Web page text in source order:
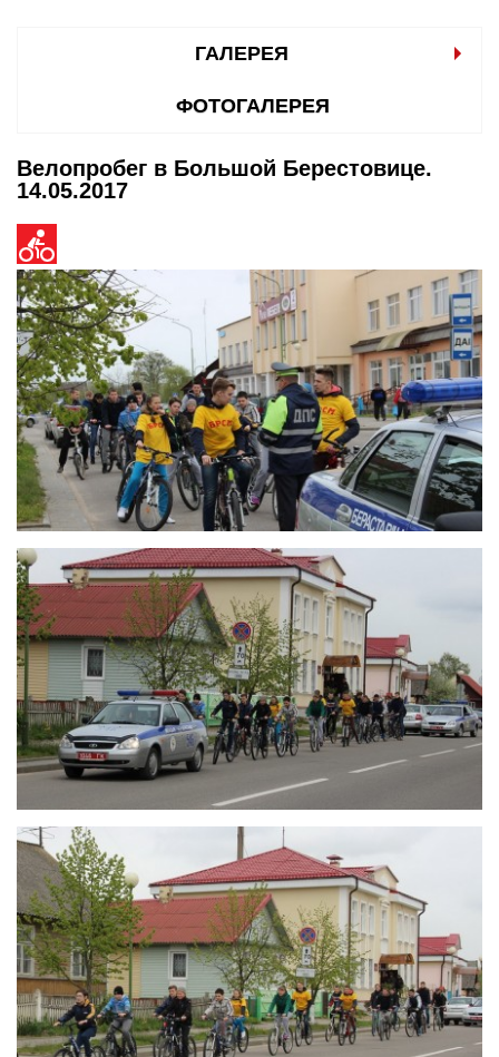
ГАЛЕРЕЯ
ФОТОГАЛЕРЕЯ
Велопробег в Большой Берестовице.
14.05.2017